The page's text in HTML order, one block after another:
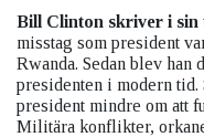
Bill Clinton skriver i sin
misstag som president
Rwanda. Sedan blev
presidenten i modern tid.
president mindre om att
Militära konflikter,